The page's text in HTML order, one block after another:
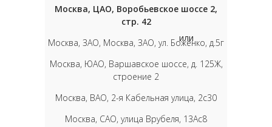
Москва, ЦАО, Воробьевское шоссе 2,
стр. 42
Москва, ЗАО, Москва, ЗАО, ул. Боженко, д.5г
Москва, ЮАО, Варшавское шоссе, д. 125Ж,
строение 2
Москва, ВАО, 2-я Кабельная улица, 2с30
Москва, САО, улица Врубеля, 13Ас8
или